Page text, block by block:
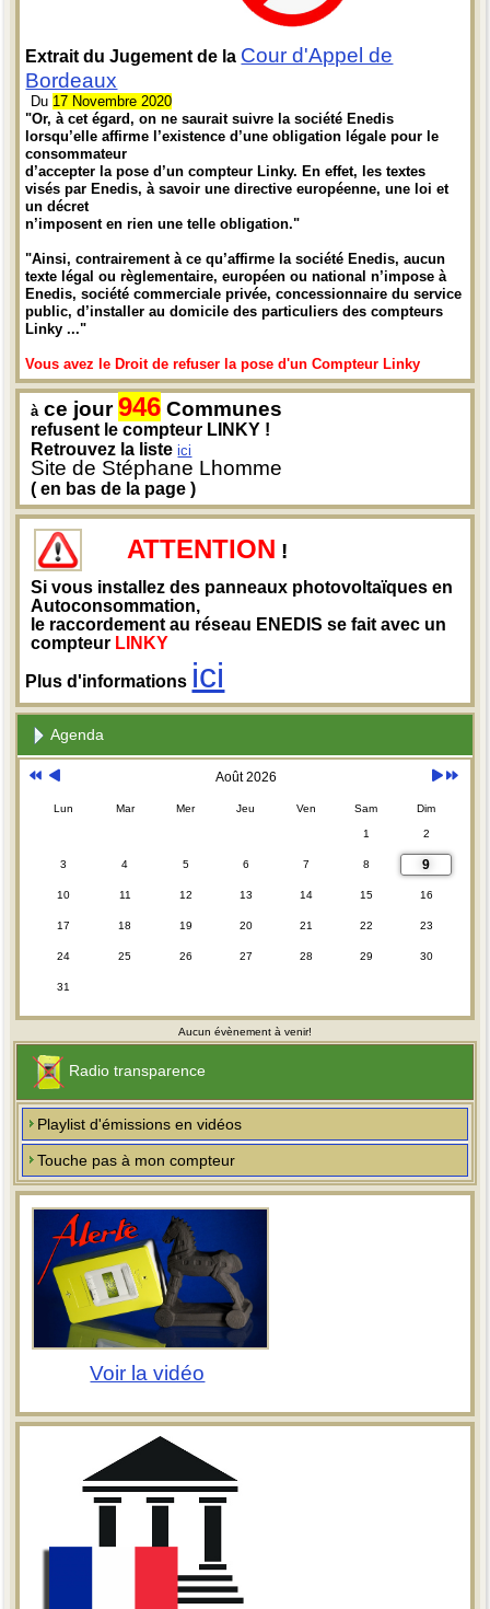
Extrait du Jugement de la Cour d'Appel de
Bordeaux
Du 17 Novembre 2020
"Or, à cet égard, on ne saurait suivre la société Enedis
lorsqu’elle affirme l’existence d’une obligation légale pour le
consommateur
d’accepter la pose d’un compteur Linky. En effet, les textes
visés par Enedis, à savoir une directive européenne, une loi et
un décret
n’imposent en rien une telle obligation."
"Ainsi, contrairement à ce qu’affirme la société Enedis, aucun
texte légal ou règlementaire, européen ou national n’impose à
Enedis, société commerciale privée, concessionnaire du service
public, d’installer au domicile des particuliers des compteurs
Linky ..."
Vous avez le Droit de refuser la pose d'un Compteur Linky
à ce jour946 Communes
refusent le compteur LINKY !
Retrouvez la listeici
Site de Stéphane Lhomme
( en bas de la page )
ATTENTION !
Si vous installez des panneaux photovoltaïques en
Autoconsommation,
le raccordement au réseau ENEDIS se fait avec un
compteur LINKY
Plus d'informations ici
Agenda
Août 2026
Lun Mar Mer Jeu Ven Sam Dim
1 2
3 4 5 6 7 8 9
10 11 12 13 14 15 16
17 18 19 20 21 22 23
24 25 26 27 28 29 30
31
Aucun évènement à venir!
Radio transparence
Playlist d'émissions en vidéos
Touche pas à mon compteur
Voir la vidéo